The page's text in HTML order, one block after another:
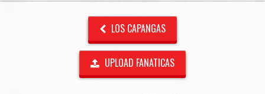
LOS CAPANGAS
UPLOAD FANATICAS